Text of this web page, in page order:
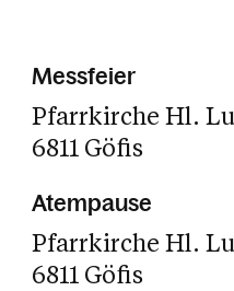
Messfeier
Pfarrkirche Hl.
6811 Göfis
Atempause
Pfarrkirche Hl.
6811 Göfis